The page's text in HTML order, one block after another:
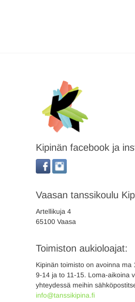
Kipinän facebook ja
Vaasan tanssikoulu
Artellikuja 4
65100 Vaasa
Toimiston aukioloajat:
Kipinän toimisto on avoinna ma
9-14 ja to 11-15. Loma-aikoina
yhteydessä meihin
info@tanssikipina.fi